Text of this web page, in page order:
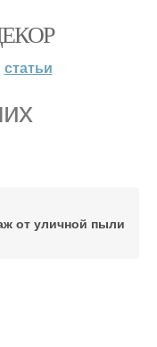
статьи
от уличной пыли